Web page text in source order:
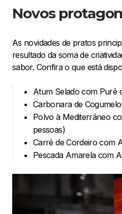
Novos
As novidades de pratos
resultado da soma de
sabor. Confira o que está
Atum Selado com Purê
Carbonara de
Polvo à Mediterrâneo
pessoas)
Carré de Cordeiro com
Pescada Amarela com